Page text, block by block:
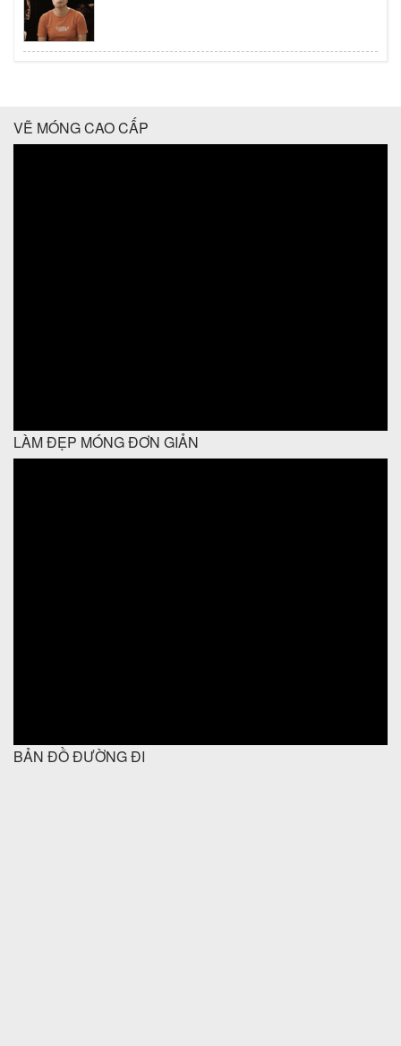
VẼ MÓNG CAO CẤP
LÀM ĐẸP MÓNG ĐƠN GIẢN
BẢN ĐỒ ĐƯỜNG ĐI